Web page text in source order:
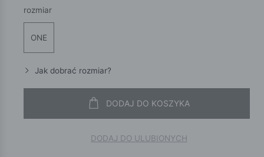
rozmiar
ONE
Jak dobrać rozmiar?
DODAJ DO KOSZYKA
DODAJ DO ULUBIONYCH